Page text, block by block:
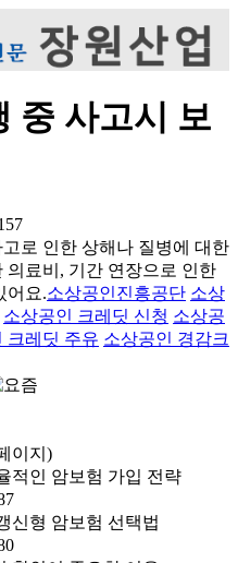
중 사고시 보
로 인한 상해나 질병에 대한
의료비, 기간 연장으로 인한
어요.소상공인진흥공단 소상
소상공인 크레딧 신청 소상공
크레딧 주유 소상공인 경감크
이지)
적인 암보험 가입 전략
신형 암보험 선택법